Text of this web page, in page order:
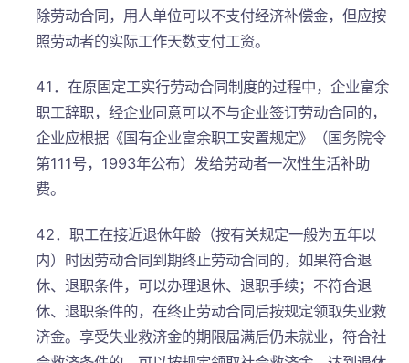
除劳动合同，用人单位可以不支付经济补偿金，但应按
照劳动者的实际工作天数支付工资。
41．在原固定工实行劳动合同制度的过程中，企业富余
职工辞职，经企业同意可以不与企业签订劳动合同的，
企业应根据《国有企业富余职工安置规定》（国务院令
第111号，1993年公布）发给劳动者一次性生活补助
费。
42．职工在接近退休年龄（按有关规定一般为五年以
内）时因劳动合同到期终止劳动合同的，如果符合退
休、退职条件，可以办理退休、退职手续；不符合退
休、退职条件的，在终止劳动合同后按规定领取失业救
济金。享受失业救济金的期限届满后仍未就业，符合社